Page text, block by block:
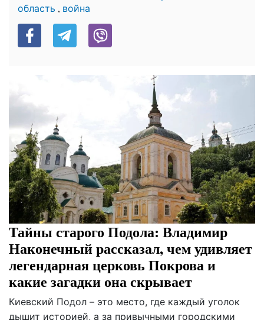
область , война
Тайны старого Подола: Владимир
Наконечный рассказал, чем удивляет
легендарная церковь Покрова и
какие загадки она скрывает
Киевский Подол – это место, где каждый уголок
дышит историей, а за привычными городскими